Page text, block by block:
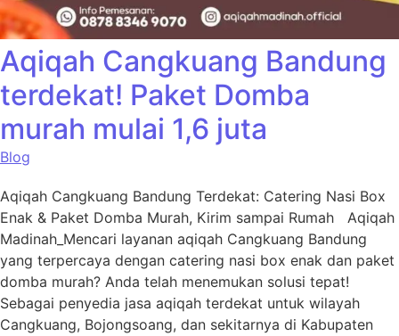
Aqiqah Cangkuang Bandung
terdekat! Paket Domba
murah mulai 1,6 juta
Blog
Aqiqah Cangkuang Bandung Terdekat: Catering Nasi Box
Enak & Paket Domba Murah, Kirim sampai Rumah Aqiqah
Madinah_Mencari layanan aqiqah Cangkuang Bandung
yang terpercaya dengan catering nasi box enak dan paket
domba murah? Anda telah menemukan solusi tepat!
Sebagai penyedia jasa aqiqah terdekat untuk wilayah
Cangkuang, Bojongsoang, dan sekitarnya di Kabupaten